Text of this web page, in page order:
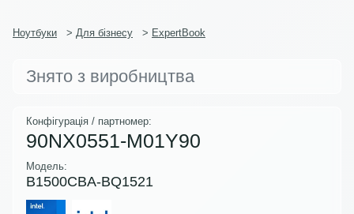
Ноутбуки > Для бізнесу > ExpertBook
Знято з виробництва
Конфігурація / партномер:
90NX0551-M01Y90
Модель:
B1500CBA-BQ1521